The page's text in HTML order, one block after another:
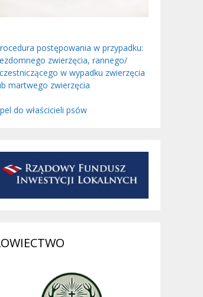
postępowania w przypadku:
zwierzęcia, rannego/
w wypadku zwierzęcia
martwego zwierzęcia
do właścicieli psów